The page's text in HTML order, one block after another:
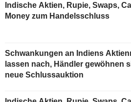
Indische Aktien, Rupie, Swaps, Call
Money zum Handelsschluss
Schwankungen an Indiens
lassen nach, Händler gewöhnen
neue Schlussauktion